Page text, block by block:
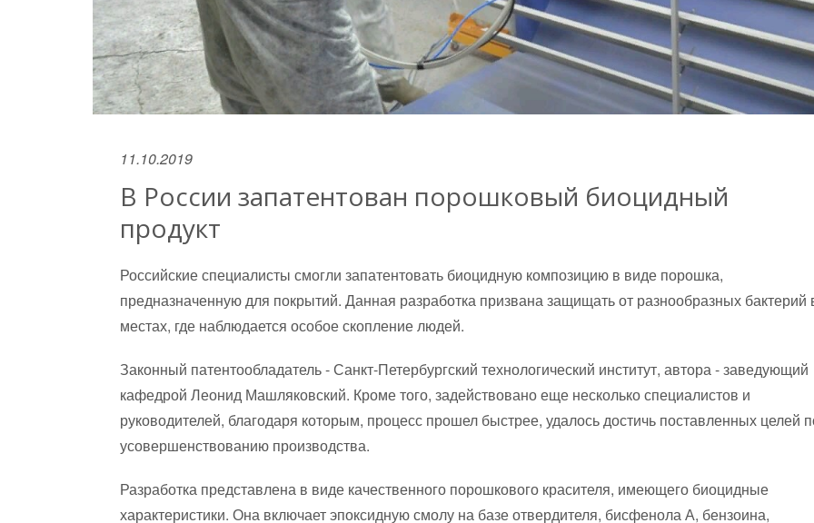
11.10.2019
В России запатентован порошковый биоцидный
продукт
Российские специалисты смогли запатентовать биоцидную композицию в виде порошка,
предназначенную для покрытий. Данная разработка призвана защищать от разнообразных бактерий
местах, где наблюдается особое скопление людей.
Законный патентообладатель - Санкт-Петербургский технологический институт, автора - заведующий
кафедрой Леонид Машляковский. Кроме того, задействовано еще несколько специалистов и
руководителей, благодаря которым, процесс прошел быстрее, удалось достичь поставленных целей
усовершенствованию производства.
Разработка представлена в виде качественного порошкового красителя, имеющего биоцидные
характеристики. Она включает эпоксидную смолу на базе отвердителя, бисфенола А, бензоина,